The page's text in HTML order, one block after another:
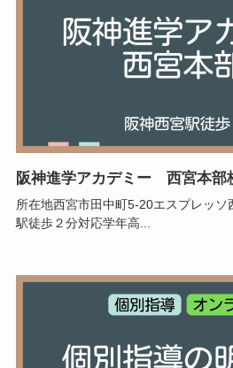
阪神進学アカデミー 西宮本部
所在地西宮市田中町5-20エスプレッ
駅徒歩２分対応学年高...